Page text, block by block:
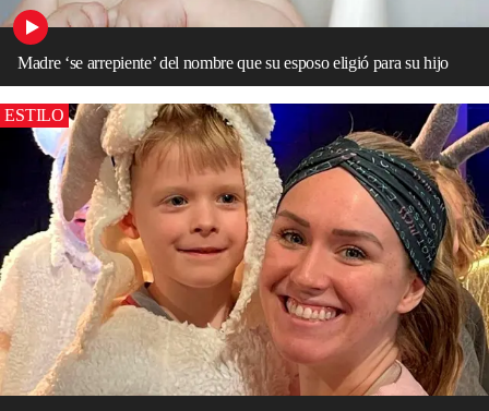
Madre ‘se arrepiente’ del nombre que su esposo eligió para su hijo
ESTILO